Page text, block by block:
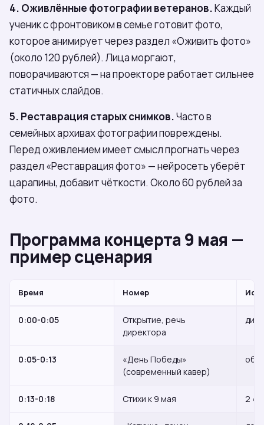
4. Оживлённые фотографии ветеранов.Каждый
ученик с фронтовиком в семье готовит фото,
которое анимирует через раздел «Оживить фото»
(около 120 рублей). Лица моргают,
поворачиваются — на проекторе работает сильнее
статичных слайдов.
5. Реставрация старых снимков.Часто в
семейных архивах фотографии повреждены.
Перед оживлением имеет смысл прогнать через
раздел «Реставрация фото» — нейросеть уберёт
царапины, добавит чёткости. Около 60 рублей за
фото.
Программа концерта 9 мая —
пример сценария
Время Номер
0:00-0:05
Открытие, речь
директора
0:05-0:13
«День Победы»
(современный кавер)
0:13-0:18 Стихи к 9 мая 2